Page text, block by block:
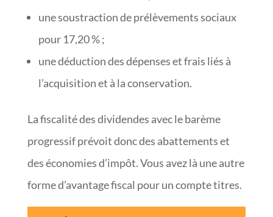
une soustraction de prélèvements sociaux
pour 17,20 % ;
une déduction des dépenses et frais liés à
l’acquisition et à la conservation.
La fiscalité des dividendes avec le barème
progressif prévoit donc des abattements et
des économies d’impôt. Vous avez là une autre
forme d’avantage fiscal pour un compte titres.